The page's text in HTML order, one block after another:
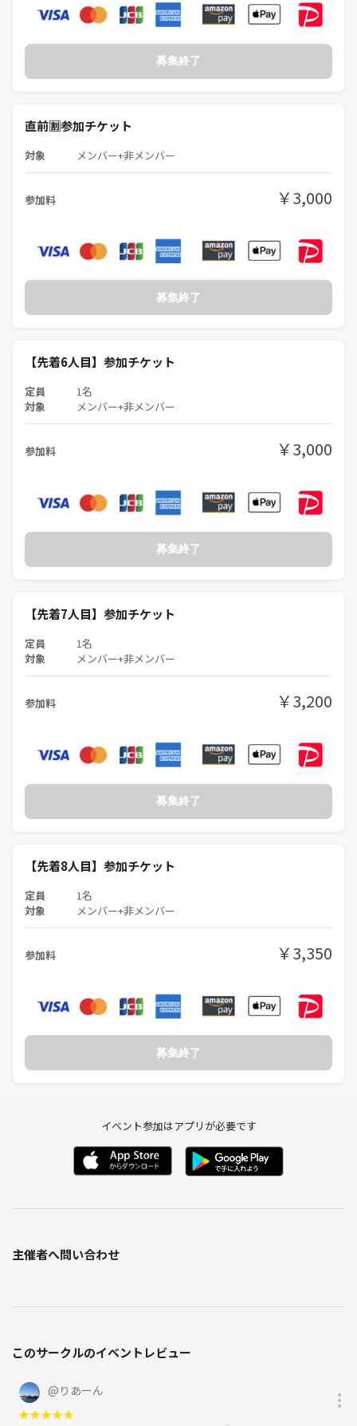
❽男女比は？
→男性:女性=7:3ぐらいです
❾初心者と経験者の比率は？
➓友だちできる？
⓫マダミスって難しい？
→いいえ！マダミスはボードゲームと違ってルール説明が不要なので誰
①論破禁止
③ 初対面の人には『さん』付け
④撮影禁止
①マダミスやボドゲやってみたい！
②酒飲みマダミスやってみたい！
④笑うのが好き
🙅‍♀️こんな人は向いてない🙅‍♀️
②ガチ勢
③細かいルール通りやりたい人
④勧誘やビジネス目的(婚活・人材斡旋・投資・不動産・MLM・情報商
🖋️🖋️PITMILが誕生した理由🖋️🖋️
私(ばいちゃん)はマダミスやボドゲが好きなのにこの業界の人達との相
性が合いませんでした。
文字読むのが苦手、すぐ眠くなる、じっと座ってられない、真面目な雰
上記のコンプレックスがあり、自分が楽しめるイベントがありませんで
そんな理由があって
『もう自分で理想のイベントを開くしかないや！』と私の趣味で企画し
ているのがPITMILです。
立ち上げ当初のPITMILは『下品なイベント』とか『雰囲気が気持ち悪
い』とか批判が多かったのですが、今はPITMILの雰囲気を理解してくれ
PITMILはじめてのかた
ボードゲーム未経験・初心者の方
安心してください！！！
業界じゃ「頭の悪いグループ」と呼ばれる始末(*^▽^*)
オーナーの私ですらボードゲーム&マダミス歴6ヶ月😉w
それで
PITMILには仕事や身分を忘れて遊びたい人たちがたくさん来てくれま
ゼロから人間関係をやり直したい人
最高の仲間出来ます！
お会いできることを楽しみにしています！
🖋️ 🖋️ 🖋️ 🖋️ 🖋️ 🖋️ 🖋️ 🖋️
⁉️はじめての参加でも安心ポイント😮‍💨
募集終了
直前🈹参加チケット
対象 メンバー+非メンバー
参加料 ￥3,000
募集終了
【先着6人目】参加チケット
定員 1名
対象 メンバー+非メンバー
参加料 ￥3,000
募集終了
【先着7人目】参加チケット
定員 1名
対象 メンバー+非メンバー
参加料 ￥3,200
募集終了
【先着8人目】参加チケット
定員 1名
対象
メンバー+非メンバー
参加料 ￥3,350
募集終了
イベント参加はアプリが必要です
主催者へ問い合わせ
このサークルのイベントレビュー
@ りあーん
★★★★★